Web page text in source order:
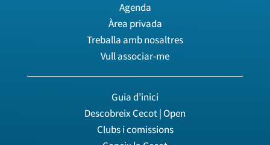
Agenda
Àrea privada
Treballa amb nosaltres
Vull associar-me
Guia d’inici
Descobreix Cecot | Open
Clubs i comissions